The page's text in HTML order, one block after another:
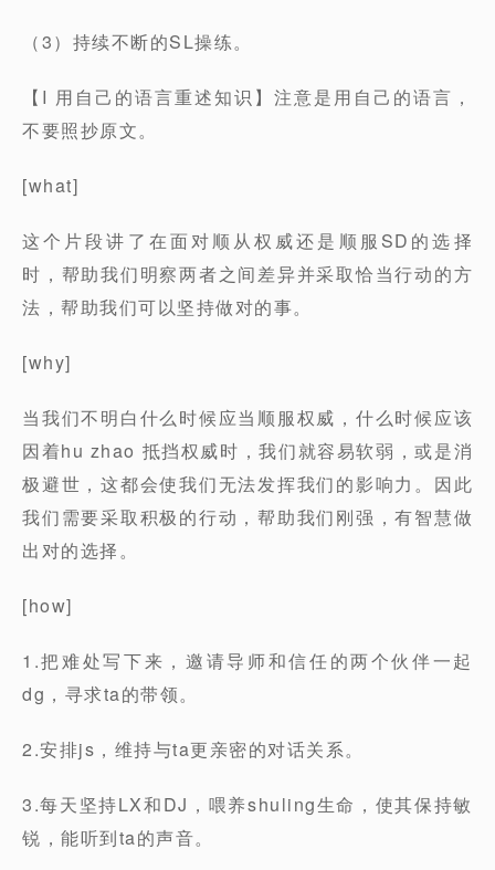
（3）持续不断的SL操练。
【I 用自己的语言重述知识】注意是用自己的语言，
不要照抄原文。
[what]
这个片段讲了在面对顺从权威还是顺服SD的选择
时，帮助我们明察两者之间差异并采取恰当行动的方
法，帮助我们可以坚持做对的事。
[why]
当我们不明白什么时候应当顺服权威，什么时候应该
因着hu zhao 抵挡权威时，我们就容易软弱，或是消
极避世，这都会使我们无法发挥我们的影响力。因此
我们需要采取积极的行动，帮助我们刚强，有智慧做
出对的选择。
[how]
1.把难处写下来，邀请导师和信任的两个伙伴一起
dg，寻求ta的带领。
2.安排js，维持与ta更亲密的对话关系。
3.每天坚持LX和DJ，喂养shuling生命，使其保持敏
锐，能听到ta的声音。